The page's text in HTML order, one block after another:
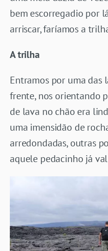
bem escorregadio por
arriscar, faríamos a
A trilha
Entramos por uma das
frente, nos orientando
de lava no chão era
uma imensidão de
arredondadas, outras
aquele pedacinho já